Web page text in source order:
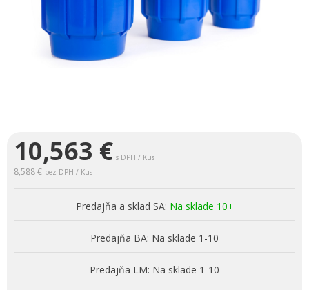
10,563 € s DPH / Kus
8,588 € bez DPH / Kus
Predajňa a sklad SA: Na sklade 10+
Predajňa BA: Na sklade 1-10
Predajňa LM: Na sklade 1-10